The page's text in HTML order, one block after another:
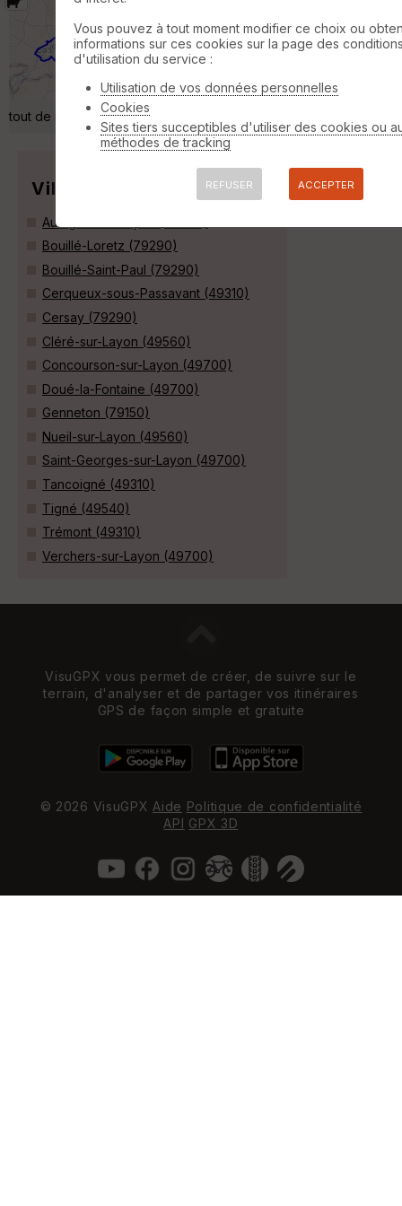
sur-Layon
Randonnée Equestre 20 km 100 m
2023 est de 33 km. Nous l'avons raccourcie
à 20,7 km. Beau circuit mais un peu de route
tout de même. »
Villes
Aubigné-sur-Layon (49540)
Bouillé-Loretz (79290)
Bouillé-Saint-Paul (79290)
Cerqueux-sous-Passavant (49310)
Cersay (79290)
Cléré-sur-Layon (49560)
Concourson-sur-Layon (49700)
Doué-la-Fontaine (49700)
Genneton (79150)
Nueil-sur-Layon (49560)
Saint-Georges-sur-Layon (49700)
Tancoigné (49310)
Tigné (49540)
Trémont (49310)
Verchers-sur-Layon (49700)
VisuGPX vous permet de créer, de suivre sur le
terrain, d'analyser et de partager vos itinéraires
GPS de façon simple et gratuite
© 2026 VisuGPX Aide Politique de confidentialité
API GPX 3D
Vous pouvez à tout moment modifier ce choix ou
informations sur ces cookies sur la page des
d'utilisation du service :
Utilisation de vos données personnelles
Cookies
Sites tiers succeptibles d'utiliser des cookies ou
méthodes de tracking
REFUSER ACCEPTER